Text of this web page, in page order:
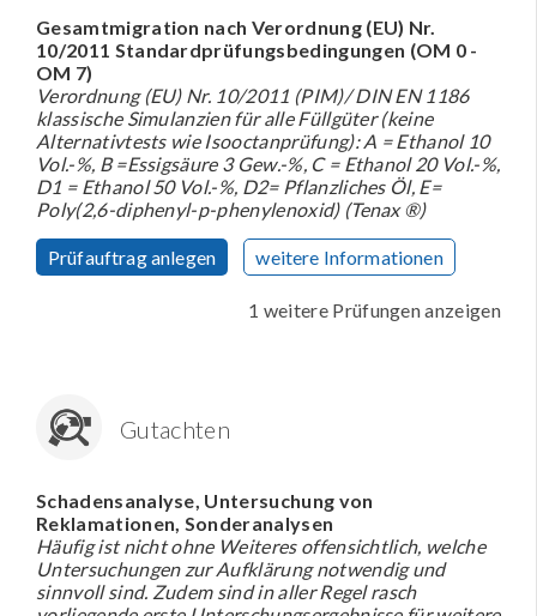
Gesamtmigration nach Verordnung (EU) Nr.
10/2011 Standardprüfungsbedingungen (OM 0 -
OM 7)
Verordnung (EU) Nr. 10/2011 (PIM)/ DIN EN 1186
klassische Simulanzien für alle Füllgüter (keine
Alternativtests wie Isooctanprüfung): A = Ethanol 10
Vol.-%, B =Essigsäure 3 Gew.-%, C = Ethanol 20 Vol.-%,
D1 = Ethanol 50 Vol.-%, D2= Pflanzliches Öl, E=
Poly(2,6-diphenyl-p-phenylenoxid) (Tenax ®)
Prüfauftrag anlegen weitere Informationen
1 weitere Prüfungen anzeigen
Gutachten
Schadensanalyse, Untersuchung von
Reklamationen, Sonderanalysen
Häufig ist nicht ohne Weiteres offensichtlich, welche
Untersuchungen zur Aufklärung notwendig und
sinnvoll sind. Zudem sind in aller Regel rasch